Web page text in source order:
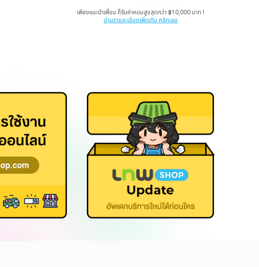
เพียงแนะนำเพื่อน ก็รับค่าคอมสูงสุดกว่า ฿10,000 บาท !
อ่านรายละเอียดเพิ่มเติม คลิกเลย